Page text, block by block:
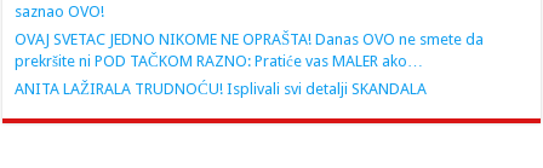
saznao OVO!
OVAJ SVETAC JEDNO NIKOME NE OPRAŠTA! Danas OVO ne smete da
prekršite ni POD TAČKOM RAZNO: Pratiće vas MALER ako…
ANITA LAŽIRALA TRUDNOĆU! Isplivali svi detalji SKANDALA